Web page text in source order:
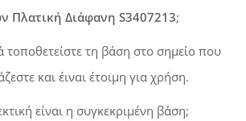
Πλατική Διάφανη S3407213;
τοποθετείστε τη βάση στο σημείο που
και έιναι έτοιμη για χρήση.
είναι η συγκεκριμένη βάση;